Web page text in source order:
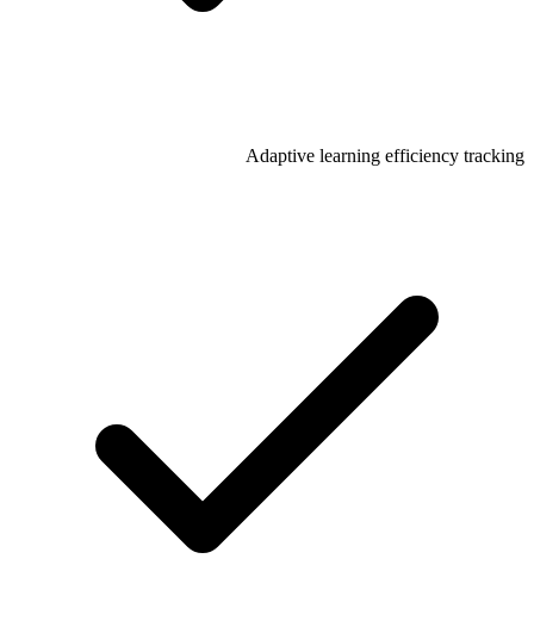
Adaptive learning efficiency tracking